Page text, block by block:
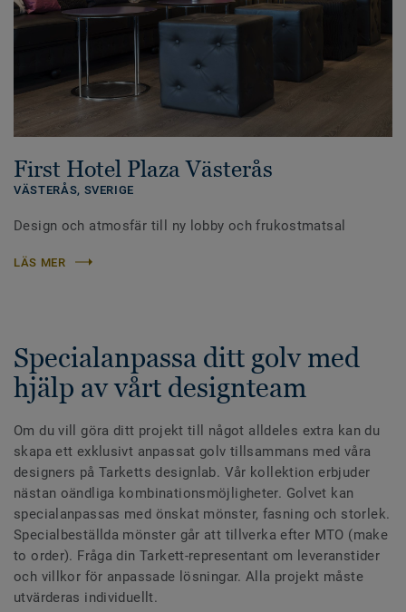
First Hotel Plaza Västerås
VÄSTERÅS, SVERIGE
Design och atmosfär till ny lobby och frukostmatsal
LÄS MER
Specialanpassa ditt golv med
hjälp av vårt designteam
Om du vill göra ditt projekt till något alldeles extra kan du
skapa ett exklusivt anpassat golv tillsammans med våra
designers på Tarketts designlab. Vår kollektion erbjuder
nästan oändliga kombinationsmöjligheter. Golvet kan
specialanpassas med önskat mönster, fasning och storlek.
Specialbeställda mönster går att tillverka efter MTO (make
to order). Fråga din Tarkett-representant om leveranstider
och villkor för anpassade lösningar. Alla projekt måste
utvärderas individuellt.